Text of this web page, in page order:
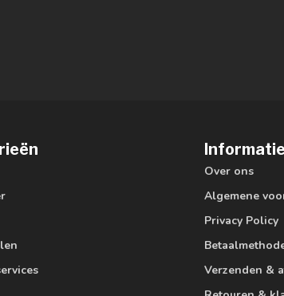
Informatie
Over ons
Algemene
Privacy Policy
Verzenden &